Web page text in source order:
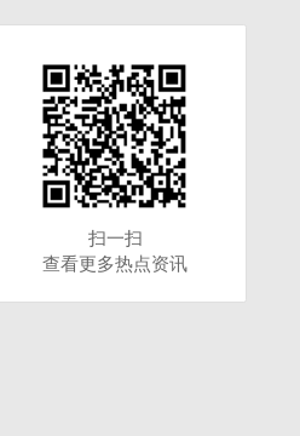
扫一扫
查看更多热点资讯
扫一扫
查看更多热点资讯